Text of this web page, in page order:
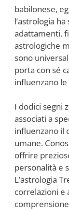
babilonese,
l’astrologia
adattamenti,
astrologiche
sono
porta con sé
influenzano
I dodici segni
associati a
influenzano il
umane.
offrire
personalità e
L’astrologia
correlazioni e